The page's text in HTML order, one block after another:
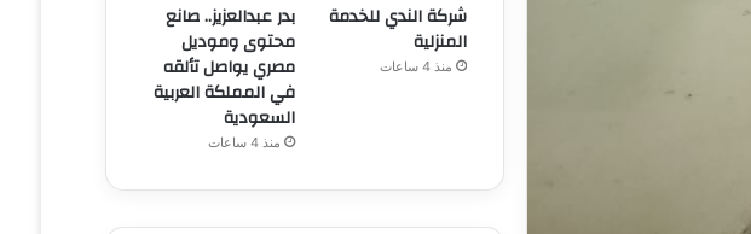
شركة الندي للخدمة
المنزلية
منذ 4 ساعات
بدر عبدالعزيز.. صانع
محتوى وموديل
مصري يواصل تألقه
في المملكة العربية
السعودية
منذ 4 ساعات